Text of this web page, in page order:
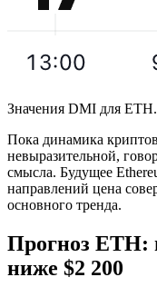
Значения DMI для
Пока динамика
невыразительной,
смысла. Будущее
направлений цена
основного тренда.
Прогноз ETH:
ниже $2 200